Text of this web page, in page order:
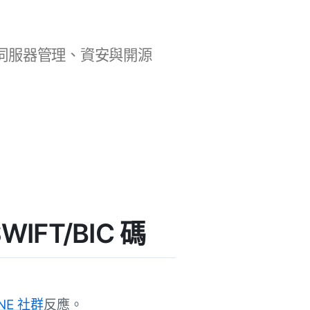
器管理、資安與開源
BIC 碼
社群反應。